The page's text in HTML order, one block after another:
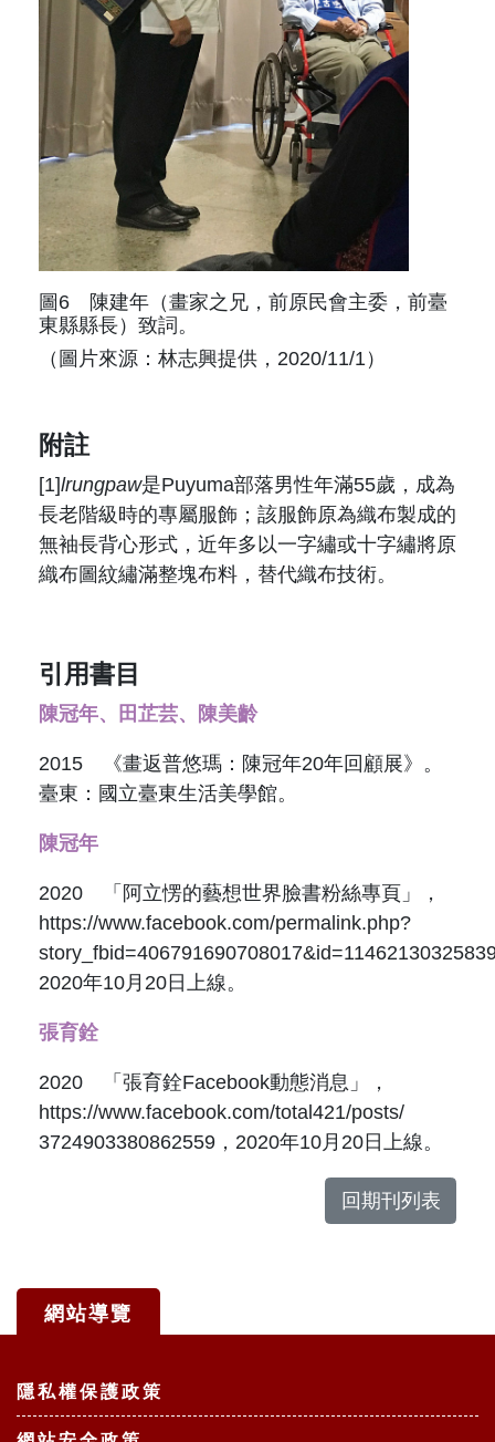
圖6 陳建年（畫家之兄，前原民會主委，前臺
東縣縣長）致詞。
（圖片來源：林志興提供，2020/11/1）
附註
[1]lrungpaw是Puyuma部落男性年滿55歲，成為
長老階級時的專屬服飾；該服飾原為織布製成的
無袖長背心形式，近年多以一字繡或十字繡將原
織布圖紋繡滿整塊布料，替代織布技術。
引用書目
陳冠年、田芷芸、陳美齡
2015 《畫返普悠瑪：陳冠年20年回顧展》。
臺東：國立臺東生活美學館。
陳冠年
2020 「阿立愣的藝想世界臉書粉絲專頁」，
https://www.facebook.com/permalink.php?
2020年10月20日上線。
張育銓
2020 「張育銓Facebook動態消息」，
https://www.facebook.com/total421/posts/
3724903380862559，2020年10月20日上線。
回期刊列表
網站導覽
隱私權保護政策